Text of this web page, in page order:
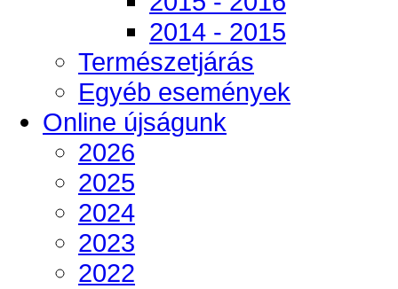
2014 - 2015
Természetjárás
Egyéb események
Online újságunk
2026
2025
2024
2023
2022